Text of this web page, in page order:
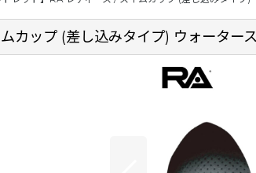
カップ (差し込みタイプ) ウォータ